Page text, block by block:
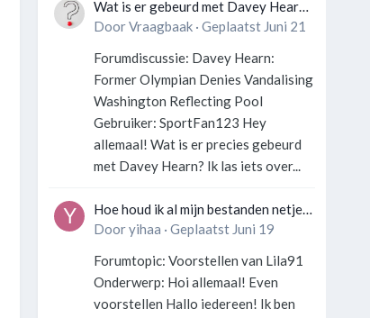
Wat is er gebeurd met Davey Hearn
en de vandalisatie van het
DoorVraagbaak· Geplaatst Juni 21
Forumdiscussie: Davey Hearn:
Former Olympian Denies Vandalising
Washington Reflecting Pool
Gebruiker: SportFan123 Hey
allemaal! Wat is er precies gebeurd
met Davey Hearn? Ik las iets over...
Hoe houd ik al mijn bestanden netjes
georganiseerd zonder gek te
Dooryihaa · Geplaatst Juni 19
Forumtopic: Voorstellen van Lila91
Onderwerp: Hoi allemaal! Even
voorstellen Hallo iedereen! Ik ben